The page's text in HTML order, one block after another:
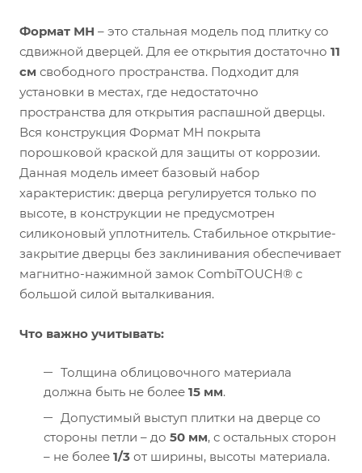
Формат МН – это стальная модель под плитку со
сдвижной дверцей. Для ее открытия достаточно 11
см свободного пространства. Подходит для
установки в местах, где недостаточно
пространства для открытия распашной дверцы.
Вся конструкция Формат МН покрыта
порошковой краской для защиты от коррозии.
Данная модель имеет базовый набор
характеристик: дверца регулируется только по
высоте, в конструкции не предусмотрен
силиконовый уплотнитель. Стабильное открытие-
закрытие дверцы без заклинивания обеспечивает
магнитно-нажимной замок CombiTOUCH® с
большой силой выталкивания.
Что важно учитывать:
Толщина облицовочного материала
должна быть не более 15 мм.
Допустимый выступ плитки на дверце со
стороны петли – до 50 мм, с остальных сторон
– не более 1/3 от ширины, высоты материала.